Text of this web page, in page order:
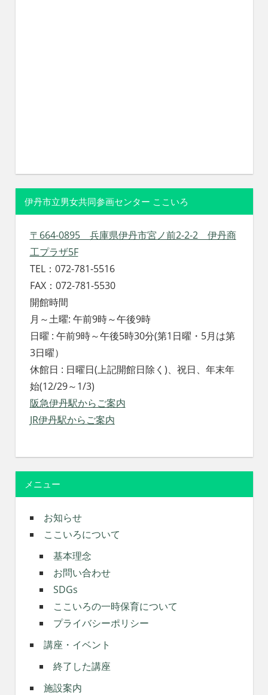
伊丹市立男女共同参画センター ここいろ
〒664-0895 兵庫県伊丹市宮ノ前2-2-2 伊丹商
工プラザ5F
TEL：072-781-5516
FAX：072-781-5530
開館時間
月～土曜: 午前9時～午後9時
日曜 : 午前9時～午後5時30分(第1日曜・5月は第
3日曜）
休館日 : 日曜日(上記開館日除く)、祝日、年末年
始(12/29～1/3)
阪急伊丹駅からご案内
JR伊丹駅からご案内
メニュー
お知らせ
ここいろについて
基本理念
お問い合わせ
SDGs
ここいろの一時保育について
プライバシーポリシー
講座・イベント
終了した講座
施設案内